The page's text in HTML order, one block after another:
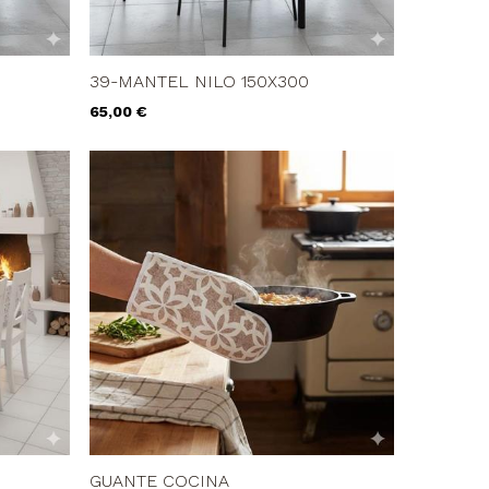
39-MANTEL NILO 150X300
Precio
65,00 €
GUANTE COCINA